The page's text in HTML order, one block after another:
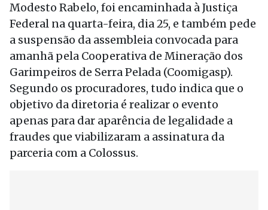
Modesto Rabelo, foi encaminhada à Justiça
Federal na quarta-feira, dia 25, e também pede
a suspensão da assembleia convocada para
amanhã pela Cooperativa de Mineração dos
Garimpeiros de Serra Pelada (Coomigasp).
Segundo os procuradores, tudo indica que o
objetivo da diretoria é realizar o evento
apenas para dar aparência de legalidade a
fraudes que viabilizaram a assinatura da
parceria com a Colossus.